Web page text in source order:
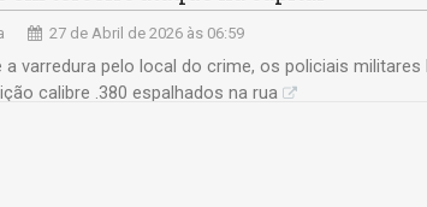
27 de Abril de 2026 às 06:59
a varredura pelo local do crime, os policiais
calibre .380 espalhados na rua